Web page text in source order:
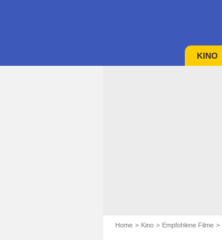
KINO
Home Kino Empfohlene Filme